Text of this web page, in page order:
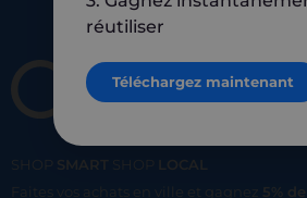
SHOP SMART SHOP
LOCAL
Faites vos achats en ville et gagnez 5%
réutiliser
Téléchargez maintenant